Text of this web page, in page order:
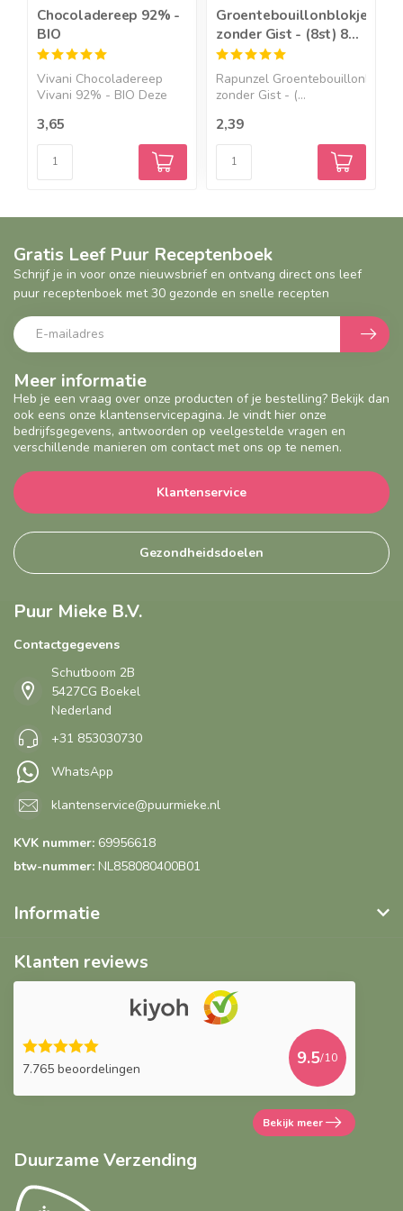
Chocoladereep 92% -
BIO
Vivani Chocoladereep
Vivani 92% - BIO Deze
3,65
Groentebouillonblokjes
zonder Gist - (8st) 80g
- BIO
Rapunzel
zonder Gist - (...
2,39
Meer informatie
Heb je een vraag over onze producten of je bestelling? Bekijk dan
ook eens onze klantenservicepagina. Je vindt hier onze
bedrijfsgegevens, antwoorden op veelgestelde vragen en
verschillende manieren om contact met ons op te nemen.
Klantenservice
Gezondheidsdoelen
Gratis Leef Puur Receptenboek
Schrijf je in voor onze nieuwsbrief en ontvang direct ons leef
puur receptenboek met 30 gezonde en snelle recepten
Puur Mieke B.V.
Contactgegevens
Schutboom 2B
5427CG Boekel
Nederland
+31 853030730
WhatsApp
klantenservice@puurmieke.nl
KVK nummer: 69956618
btw-nummer: NL858080400B01
Informatie
Klanten reviews
7.765 beoordelingen
9.5/10
Bekijk meer
Duurzame Verzending